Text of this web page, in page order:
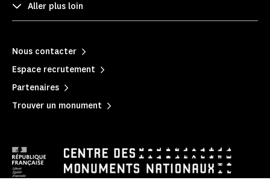
Aller plus loin
Nous contacter
Espace recrutement
Partenaires
Trouver un monument